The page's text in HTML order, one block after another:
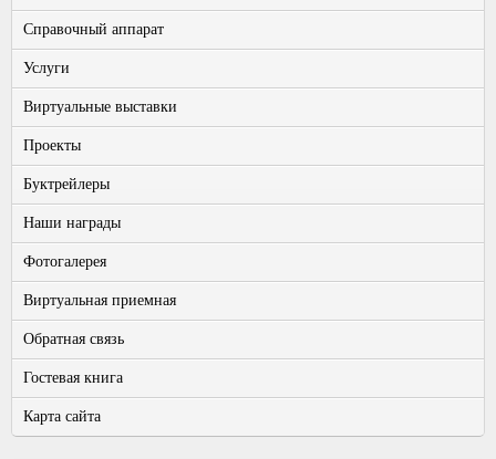
Справочный аппарат
Услуги
Виртуальные выставки
Проекты
Буктрейлеры
Наши награды
Фотогалерея
Виртуальная приемная
Обратная связь
Гостевая книга
Карта сайта